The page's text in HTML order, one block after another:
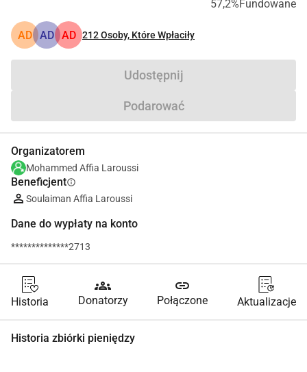
57,2%Fundowane
AD AD AD 212Osoby, Które Wpłaciły
Udostępnij
Podarować
Organizatorem
Mohammed Affia Laroussi
Beneficjentinfo
Soulaiman Affia Laroussi
Dane do wypłaty na konto
**************2713
Historia
groups
Donatorzy
link
Połączone Aktualizacje
Historia zbiórki pieniędzy